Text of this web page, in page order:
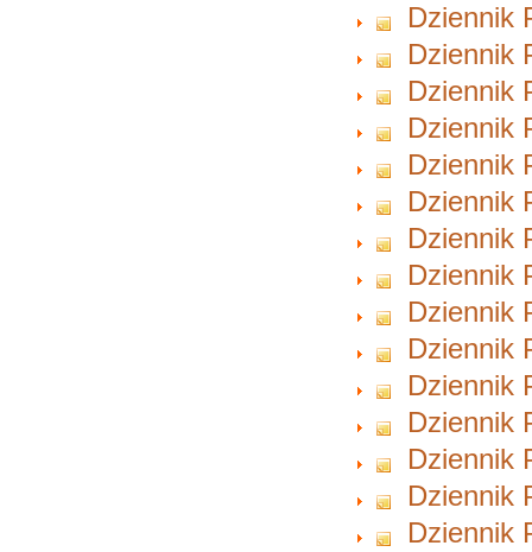
Dziennik
Dziennik
Dziennik
Dziennik
Dziennik
Dziennik
Dziennik
Dziennik
Dziennik
Dziennik
Dziennik
Dziennik
Dziennik
Dziennik
Dziennik